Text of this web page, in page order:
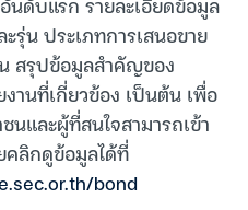
รุ่น ประเภทการเสนอขาย
สรุปข้อมูลสำคัญของ
านที่เกี่ยวข้อง เป็นต้น เพื่อ
นและผู้ที่สนใจสามารถเข้า
ลิกดูข้อมูลได้ที่
bond